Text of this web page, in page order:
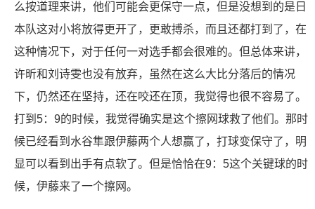
么按道理来讲，他们可能会更保守一点，但是没想到的是日
本队这对小将放得更开了，更敢搏杀，而且还都打到了，在
这种情况下，对于任何一对选手都会很难的。但总体来讲，
许昕和刘诗雯也没有放弃，虽然在这么大比分落后的情况
下，仍然还在坚持，还在咬还在顶，我觉得也很不容易了。
打到5：9的时候，我觉得确实是这个擦网球救了他们。那时
候已经看到水谷隼跟伊藤两个人想赢了，打球变保守了，明
显可以看到出手有点软了。但是恰恰在9：5这个关键球的时
候，伊藤来了一个擦网。